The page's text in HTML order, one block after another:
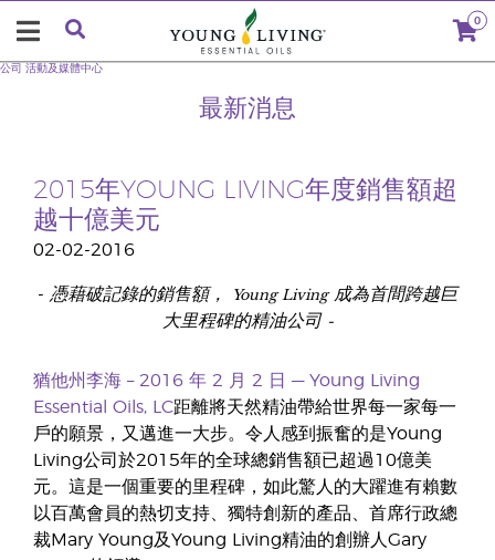
0
最新消息
公司 活動及媒體中心
2015年YOUNG LIVING年度銷售額超
越十億美元
02-02-2016
- 憑藉破記錄的銷售額， Young Living 成為首間跨越巨
大里程碑的精油公司 -
猶他州李海 – 2016 年 2 月 2 日 — Young Living
Essential Oils, LC距離將天然精油帶給世界每一家每一
戶的願景，又邁進一大步。令人感到振奮的是Young
Living公司於2015年的全球總銷售額已超過10億美
元。這是一個重要的里程碑，如此驚人的大躍進有賴數
以百萬會員的熱切支持、獨特創新的產品、首席行政總
裁Mary Young及Young Living精油的創辦人Gary